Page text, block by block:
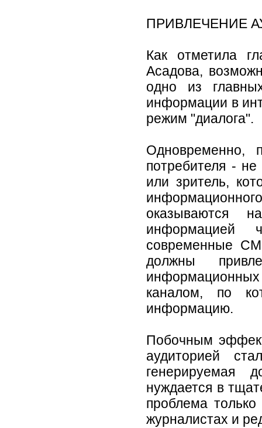
ПРИВЛЕЧЕНИЕ
Как отметила
Асадова,
одно из
информации в
режим "диалога".
Одновременно,
потребителя -
или зритель,
оказываются
информацией
современные
должны
каналом, по
информацию.
Побочным
аудиторией
генерируемая
нуждается в
проблема
журналистах и